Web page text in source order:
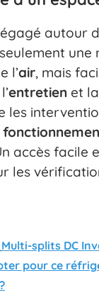
autour
une
l’air, mais
entretien et la
les
accès facile
les
Multi-splits DC
pour ce